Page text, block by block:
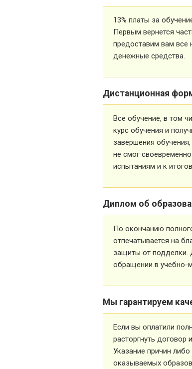
13% платы за
Первым вернется
предоставим вам
денежные средства.
Дистанционная
Все обучение, в том
курс обучения и
завершения
не смог
испытаниям и к
Диплом об
По окончанию
отпечатывается на
защиты от подделки.
обращении в учебно-
Мы гарантируем
Если вы оплатили
расторгнуть договор
Указание причин
оказываемых